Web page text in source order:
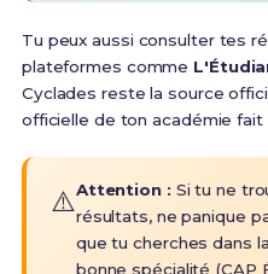
Tu peux aussi consulter tes
plateformes comme
Cyclades reste la source
officielle de ton académie fait
⚠️Attention : Si tu ne
résultats, ne panique
que tu cherches dans
bonne spécialité (CAP